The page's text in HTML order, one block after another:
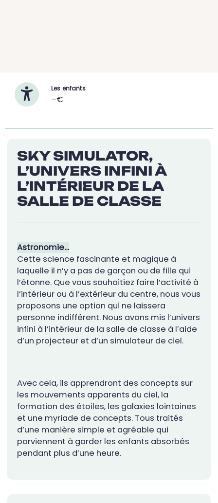
Les enfants
–€
SKY SIMULATOR,
L’UNIVERS INFINI À
L’INTÉRIEUR DE LA
SALLE DE CLASSE
Astronomie…
Cette science fascinante et magique à
laquelle il n’y a pas de garçon ou de fille qui
l’étonne. Que vous souhaitiez faire l’activité à
l’intérieur ou à l’extérieur du centre, nous vous
proposons une option qui ne laissera
personne indifférent. Nous avons mis l’univers
infini à l’intérieur de la salle de classe à l’aide
d’un projecteur et d’un simulateur de ciel.
Avec cela, ils apprendront des concepts sur
les mouvements apparents du ciel, la
formation des étoiles, les galaxies lointaines
et une myriade de concepts. Tous traités
d’une manière simple et agréable qui
parviennent à garder les enfants absorbés
pendant plus d’une heure.